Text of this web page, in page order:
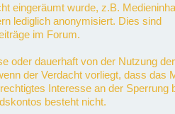
eingeräumt wurde, z.B.
lediglich anonymisiert. Dies sind
im Forum.
oder dauerhaft von der Nutzung der
der Verdacht vorliegt, dass das
Interesse an der Sperrung
besteht nicht.